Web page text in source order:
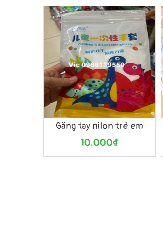
Găng tay nilon trẻ em
10.000₫
Mua hàng Xem nhanh